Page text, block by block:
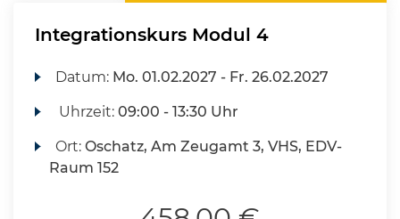
Integrationskurs Modul 4
Datum: Mo. 01.02.2027 - Fr. 26.02.2027
Uhrzeit:09:00 - 13:30 Uhr
Ort:Oschatz, Am Zeugamt 3, VHS, EDV-
Raum 152